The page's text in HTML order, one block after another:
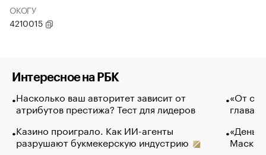
ОКОГУ
4210015
Интересное на РБК
Насколько ваш авторитет зависит от
атрибутов престижа? Тест для лидеров
Казино проиграло. Как ИИ-агенты
разрушают букмекерскую индустрию
«От
глава
Маск в